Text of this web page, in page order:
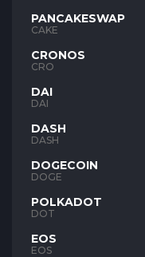
PANCAKESWAP
CAKE
CRONOS
CRO
DAI
DAI
DASH
DASH
DOGECOIN
DOGE
POLKADOT
DOT
EOS
EOS